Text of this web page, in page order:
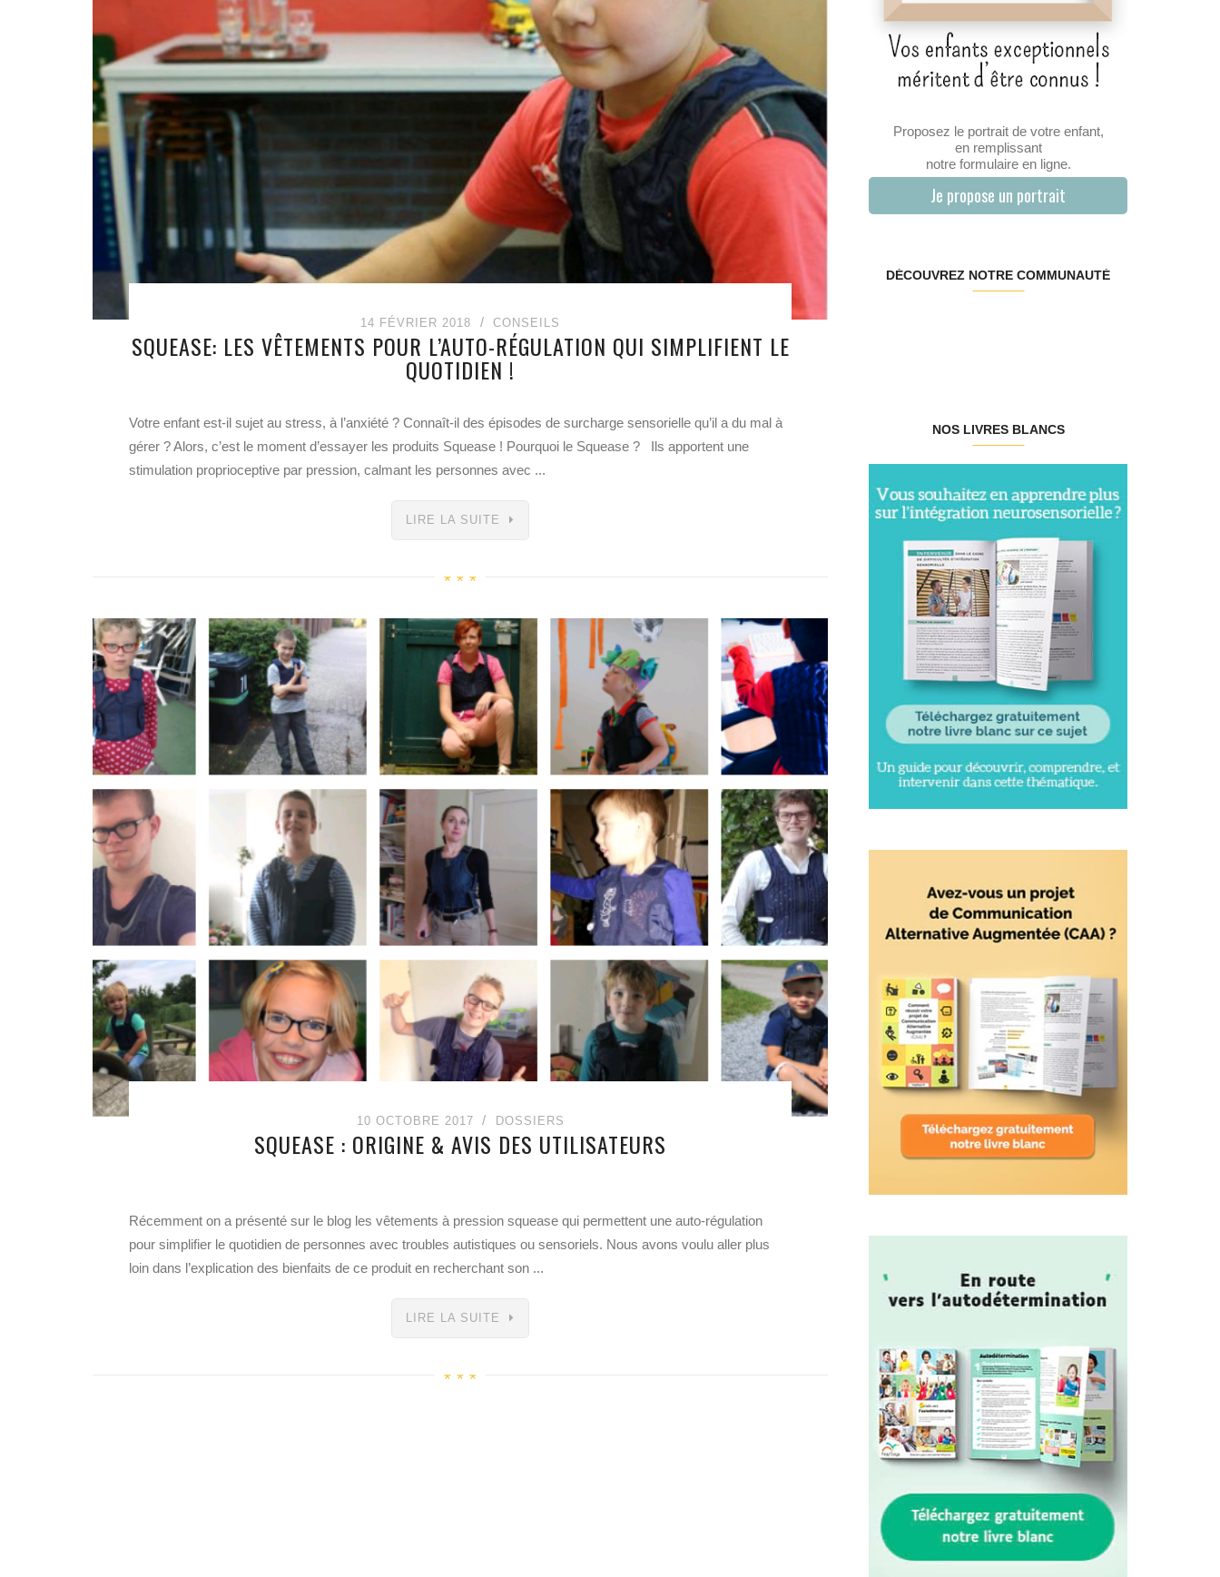
14 FÉVRIER 2018 CONSEILS
SQUEASE: LES VÊTEMENTS POUR L’AUTO-RÉGULATION QUI SIMPLIFIENT LE
QUOTIDIEN !
Votre enfant est-il sujet au stress, à l’anxiété ? Connaît-il des épisodes de surcharge sensorielle qu’il a du mal à
gérer ? Alors, c’est le moment d’essayer les produits Squease ! Pourquoi le Squease ? Ils apportent une
stimulation proprioceptive par pression, calmant les personnes avec ...
LIRE LA SUITE
10 OCTOBRE 2017 DOSSIERS
SQUEASE : ORIGINE & AVIS DES UTILISATEURS
Récemment on a présenté sur le blog les vêtements à pression squease qui permettent une auto-régulation
pour simplifier le quotidien de personnes avec troubles autistiques ou sensoriels. Nous avons voulu aller plus
loin dans l’explication des bienfaits de ce produit en recherchant son ...
LIRE LA SUITE
Proposez le portrait de votre enfant,
en remplissant
notre formulaire en ligne.
Je propose un portrait
DÉCOUVREZ NOTRE COMMUNAUTÉ
NOS LIVRES BLANCS